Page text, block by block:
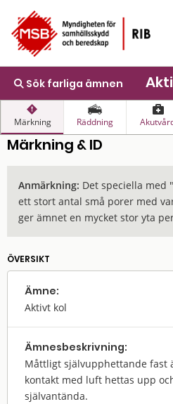
Sök farliga ämnen
Märkning Räddning
Märkning & ID
Anmärkning: Det speciella med
ett stort antal små porer med
ger ämnet en mycket stor yta
ÖVERSIKT
Ämne:
Aktivt kol
Ämnes­beskrivning:
Måttligt självupphettande fast
kontakt med luft hettas upp
självantända.